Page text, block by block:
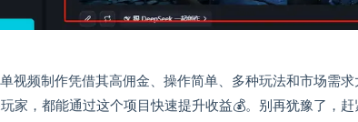
视频制作凭借其高佣金、操作简单、多种玩法和市场需
家，都能通过这个项目快速提升收益💰。别再犹豫了，